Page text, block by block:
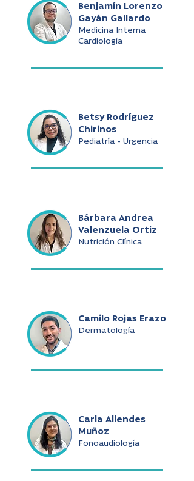
Benjamín Lorenzo
Gayán Gallardo
Medicina Interna
Cardiología
Betsy Rodríguez
Chirinos
Pediatría - Urgencia
Bárbara Andrea
Valenzuela Ortiz
Nutrición Clínica
Camilo Rojas Erazo
Dermatología
Carla Allendes
Muñoz
Fonoaudiología